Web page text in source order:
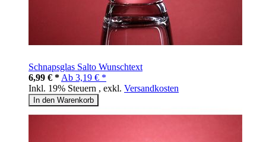
Schnapsglas Salto Wunschtext
6,99 € * Ab 3,19 € *
Inkl. 19% Steuern , exkl. Versandkosten
In den Warenkorb